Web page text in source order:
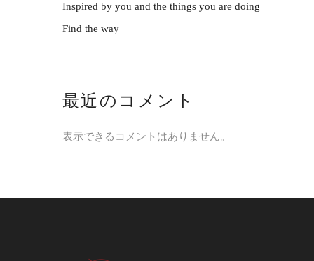
Inspired by you and the things you are doing
Find the way
最近のコメント
表示できるコメントはありません。